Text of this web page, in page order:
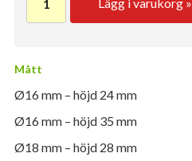
Lägg i varukorg »
Mått
Ø16 mm – höjd 24 mm
Ø16 mm – höjd 35 mm
Ø18 mm – höjd 28 mm